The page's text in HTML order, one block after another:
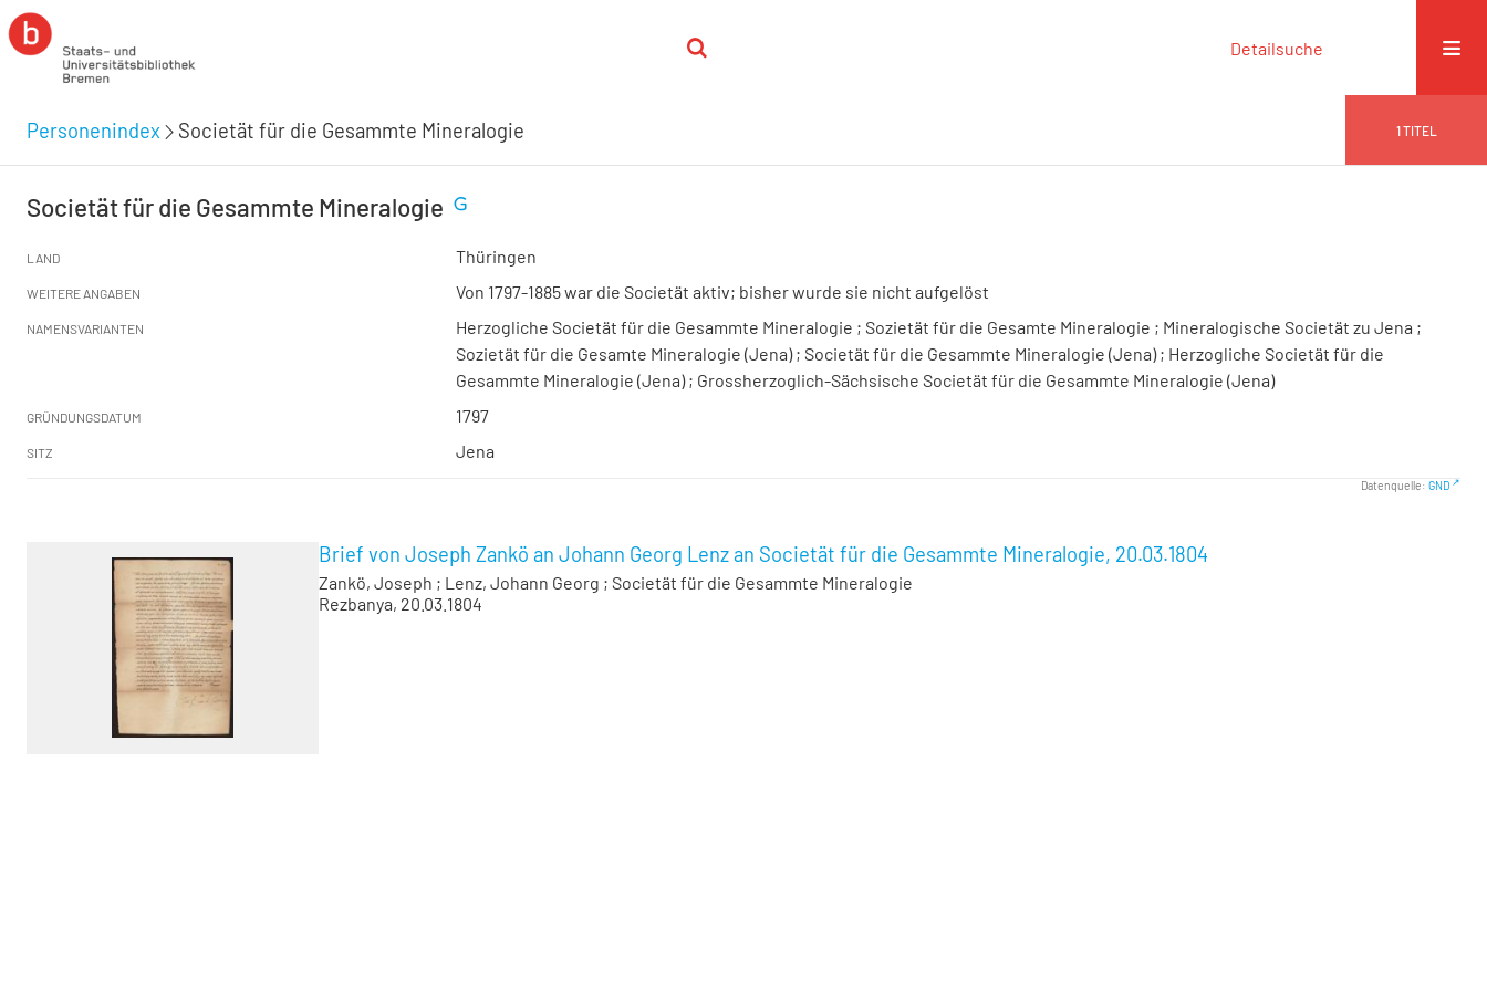
Detailsuche
Personenindex Societät für die Gesammte Mineralogie 1TITEL
Societät für die Gesammte Mineralogie
LAND Thüringen
WEITERE ANGABEN Von 1797-1885 war die Societät aktiv; bisher wurde sie nicht aufgelöst
NAMENSVARIANTEN
Herzogliche Societät für die Gesammte Mineralogie ; Sozietät für die Gesamte Mineralogie ; Mineralogische Societät zu Jena ;
Sozietät für die Gesamte Mineralogie (Jena) ; Societät für die Gesammte Mineralogie (Jena) ; Herzogliche Societät für die
Gesammte Mineralogie (Jena) ; Grossherzoglich-Sächsische Societät für die Gesammte Mineralogie (Jena)
GRÜNDUNGSDATUM 1797
SITZ Jena
Datenquelle: GND
Brief von Joseph Zankö an Johann Georg Lenz an Societät für die Gesammte Mineralogie, 20.03.1804
Zankö, Joseph ; Lenz, Johann Georg ; Societät für die Gesammte Mineralogie
Rezbanya, 20.03.1804